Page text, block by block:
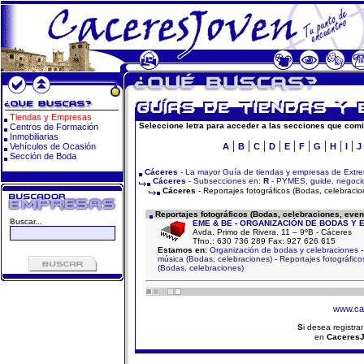
Tiendas y Empresas
Centros de Formación
Inmobiliarias
Vehículos de Ocasión
Sección de Boda
Buscar...
Seleccione letra para acceder a las secciones que
A| B| C| D| E| F| G | H| I| J
Cáceres - La mayor Guía de tiendas y empresas de
Cáceres - Subsecciones en: R - PYMES, guide,
Cáceres - Reportajes fotográficos (Bodas,
Reportajes fotográficos (Bodas, celebraciones,
EME & BE - ORGANIZACIÓN DE BODAS Y
Avda. Primo de Rivera, 11 – 9ºB - Cáceres
Tfno.: 630 736 289 Fax: 927 626 615
Estamos en: Organización de bodas y celebraciones
música (Bodas, celebraciones)- Reportajes
(Bodas, celebraciones)
Si desea
en